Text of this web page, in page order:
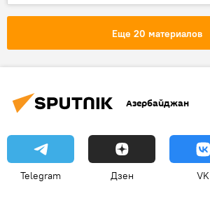
Израиль
Ливан
Хезболла
палестино-израильский конфликт
Ближний Восток
Эскалация
Еще 20 материалов
Азербайджан
Telegram Дзен VK